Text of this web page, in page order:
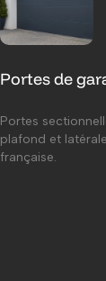
Portes de
Portes
plafond et
française.